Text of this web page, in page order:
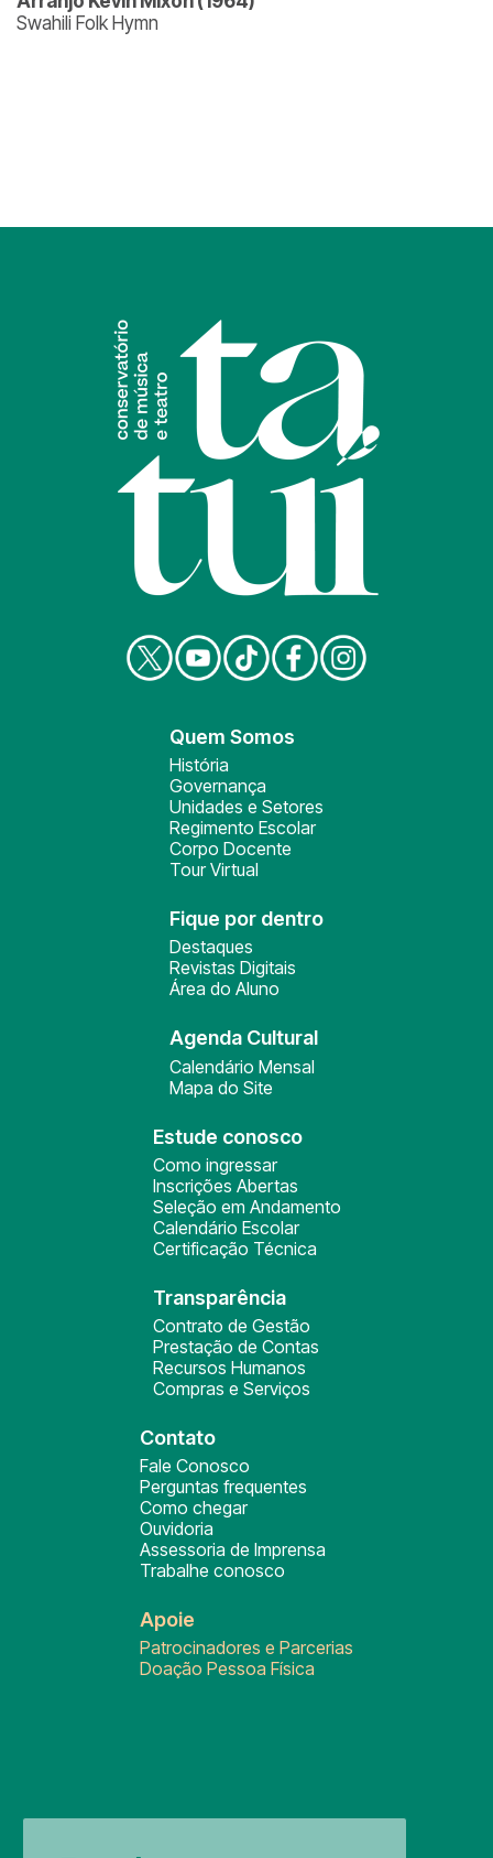
Swahili Folk Hymn
Quem Somos
História
Governança
Unidades e Setores
Regimento Escolar
Corpo Docente
Tour Virtual
Fique por dentro
Destaques
Revistas Digitais
Área do Aluno
Agenda Cultural
Calendário Mensal
Mapa do Site
Estude conosco
Como ingressar
Inscrições Abertas
Seleção em Andamento
Calendário Escolar
Certificação Técnica
Transparência
Contrato de Gestão
Prestação de Contas
Recursos Humanos
Compras e Serviços
Contato
Fale Conosco
Perguntas frequentes
Como chegar
Ouvidoria
Assessoria de Imprensa
Trabalhe conosco
Apoie
Patrocinadores e Parcerias
Doação Pessoa Física